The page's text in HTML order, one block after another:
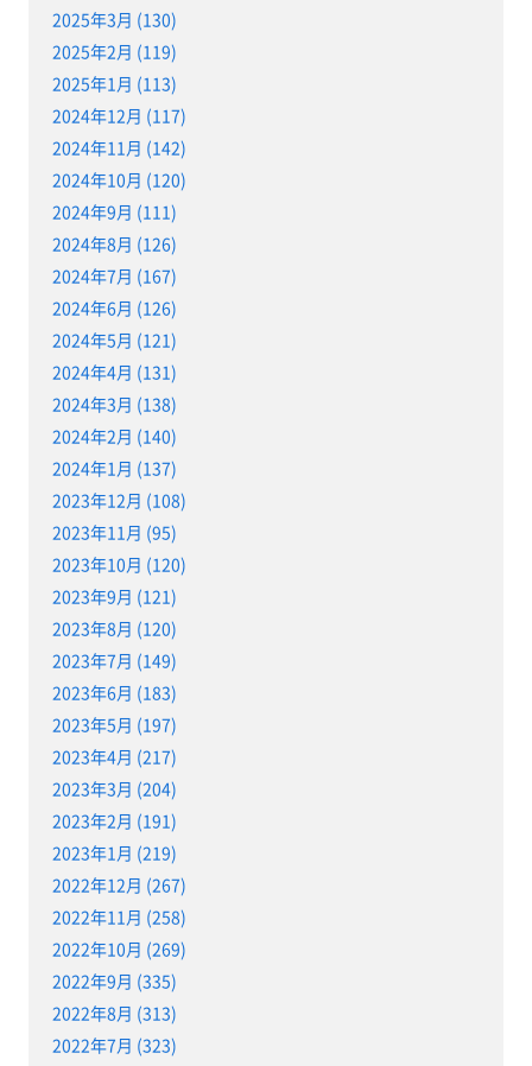
2025年3月 (130)
2025年2月 (119)
2025年1月 (113)
2024年12月 (117)
2024年11月 (142)
2024年10月 (120)
2024年9月 (111)
2024年8月 (126)
2024年7月 (167)
2024年6月 (126)
2024年5月 (121)
2024年4月 (131)
2024年3月 (138)
2024年2月 (140)
2024年1月 (137)
2023年12月 (108)
2023年11月 (95)
2023年10月 (120)
2023年9月 (121)
2023年8月 (120)
2023年7月 (149)
2023年6月 (183)
2023年5月 (197)
2023年4月 (217)
2023年3月 (204)
2023年2月 (191)
2023年1月 (219)
2022年12月 (267)
2022年11月 (258)
2022年10月 (269)
2022年9月 (335)
2022年8月 (313)
2022年7月 (323)